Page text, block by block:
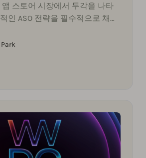
스토어 시장에서 두각을 나타
인 ASO 전략을 필수적으로 채택
번 블로그 글에서는 성공적인 국
을 소개합니다.
Park